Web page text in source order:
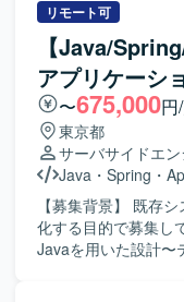
てクラウドやミド
【求める人物像】
ステムの仕様理解
一に考えて行動でき
きに取り組める方を想定しております。 【ポジ
システムの維持保守
件定義から保守ま
ラウド、ミドルウェアな
およびShellを用い
各種ミドルウェア
リモート可
【Java/
アプリケーシ
〜675,000円
東京都
サーバサイドエ
Java ・ Spring ・
【募集背景】 既存
化する目的で募集しております。 【作業内容】 既存Webシ
Javaを用いた設計〜